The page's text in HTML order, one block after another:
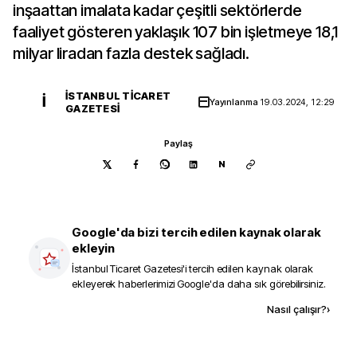
inşaattan imalata kadar çeşitli sektörlerde
faaliyet gösteren yaklaşık 107 bin işletmeye 18,1
milyar liradan fazla destek sağladı.
İ
İSTANBUL TICARET
GAZETESI
Yayınlanma 19.03.2024, 12:29
Paylaş
N
Google'da bizi tercih edilen kaynak olarak
ekleyin
İstanbul Ticaret Gazetesi'i tercih edilen kaynak olarak
ekleyerek haberlerimizi Google'da daha sık görebilirsiniz.
Nasıl çalışır?›